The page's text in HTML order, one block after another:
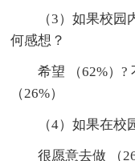
（3）如果校
何感想？
希望 （62%）?
（26%）
（4）如果在
很愿意去做 （